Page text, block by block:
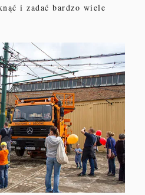
i zadać bardzo wiele